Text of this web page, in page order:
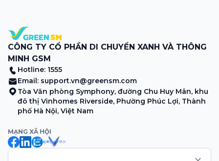
CÔNG TY CỔ PHẦN DI CHUYỂN XANH VÀ THÔNG
MINH GSM
Hotline: 1555
Email: support.vn@greensm.com
Tòa Văn phòng Symphony, đường Chu Huy Mân, khu
đô thị Vinhomes Riverside, Phường Phúc Lợi, Thành
phố Hà Nội, Việt Nam
MẠNG XÃ HỘI